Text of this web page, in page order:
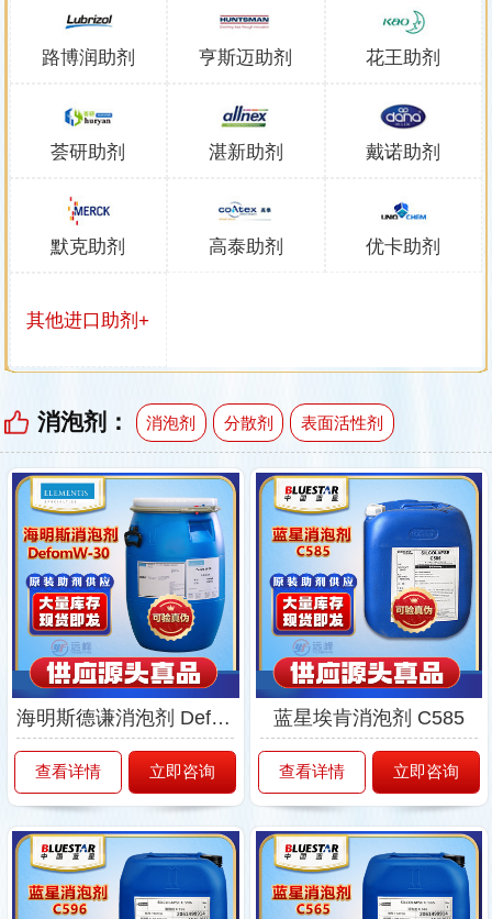
路博润助剂 亨斯迈助剂 花王助剂
荟研助剂 湛新助剂 戴诺助剂
默克助剂 高泰助剂 优卡助剂
其他进口助剂+
消泡剂： 消泡剂 分散剂 表面活性剂
海明斯德谦消泡剂 Defom W-30
查看详情 立即咨询
蓝星埃肯消泡剂 C585
查看详情 立即咨询